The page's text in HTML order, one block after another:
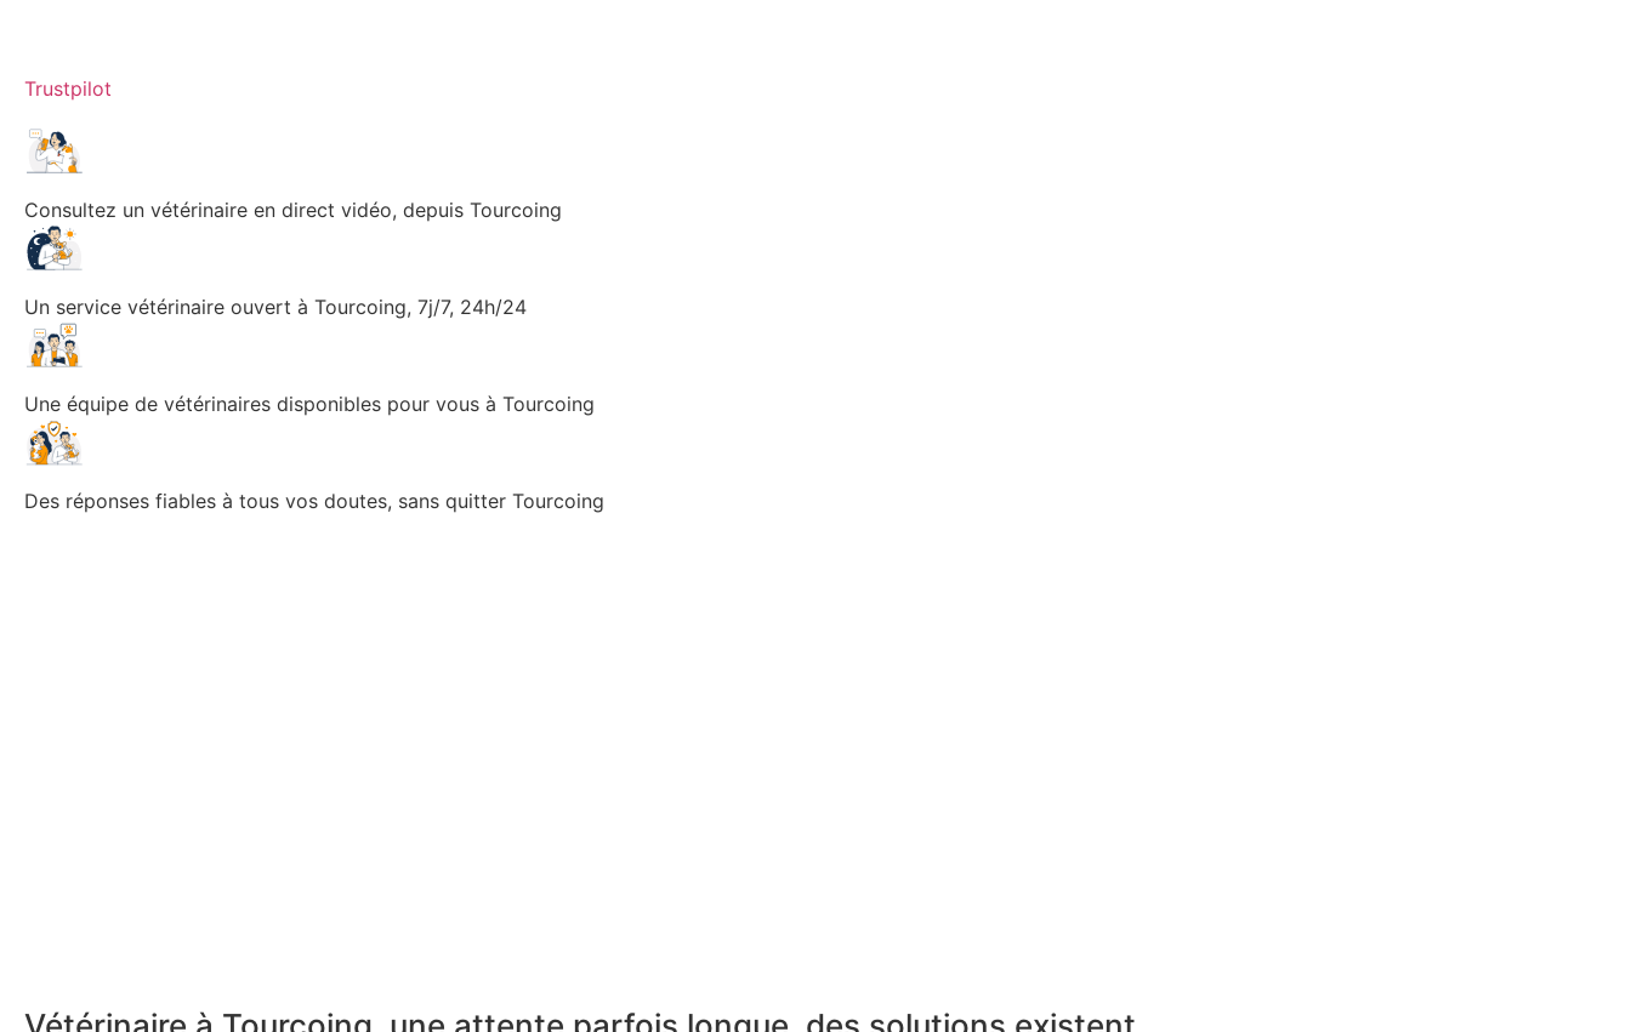
Trustpilot
Consultez un vétérinaire en direct vidéo, depuis Tourcoing
Un service vétérinaire ouvert à Tourcoing, 7j/7, 24h/24
Une équipe de vétérinaires disponibles pour vous à Tourcoing
Des réponses fiables à tous vos doutes, sans quitter Tourcoing